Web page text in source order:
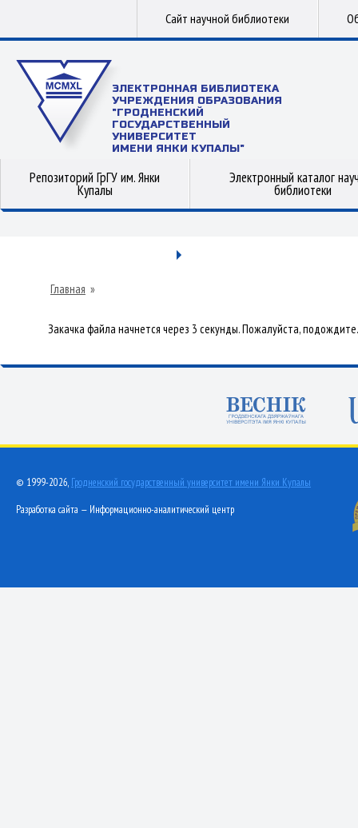
Сайт научной библиотеки
ЭЛЕКТРОННАЯ БИБЛИОТЕКА
УЧРЕЖДЕНИЯ ОБРАЗОВАНИЯ
"ГРОДНЕНСКИЙ
ГОСУДАРСТВЕННЫЙ
УНИВЕРСИТЕТ
ИМЕНИ ЯНКИ КУПАЛЫ"
Репозиторий ГрГУ им. Янки
Купалы
Электронный каталог
библиотеки
Главная »
Закачка файла начнется через 3 секунды. Пожалуйста, подождите.
© 1999-2026, Гродненский государственный университет имени Янки Купалы
Разработка сайта — Информационно-аналитический центр